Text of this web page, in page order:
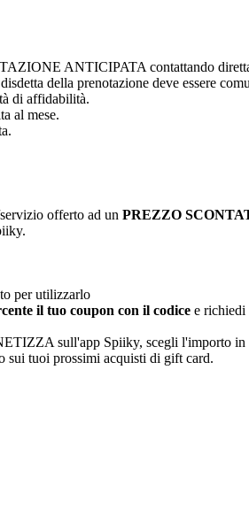
ANTICIPATA contattando
della prenotazione deve essere
di affidabilità.
al mese.
offerto ad un PREZZO
per utilizzarlo
il tuo coupon con il codice e richiedi
sull'app Spiiky, scegli l'importo
sui tuoi prossimi acquisti di gift card.